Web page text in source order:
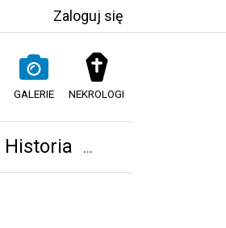
Zaloguj się
GALERIE NEKROLOGI
Historia